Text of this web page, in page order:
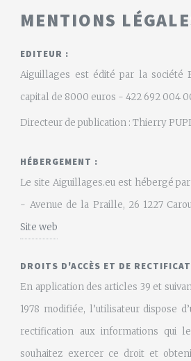
MENTIONS
EDITEUR :
Aiguillages est édité par la société
capital de 8000 euros - 422 692 004
Directeur de publication : Thierry
HÉBERGEMENT :
Le site Aiguillages.eu est hébergé
- Avenue de la Praille, 26 1227
Site web
DROITS D'ACCÈS ET DE
En application des articles 39 et
1978 modifiée, l’utilisateur dispose
rectification aux informations qui
souhaitez exercer ce droit et